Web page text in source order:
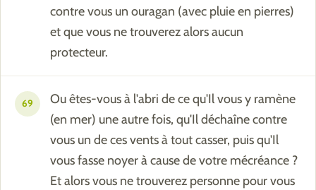
contre vous un ouragan (avec pluie en pierres)
et que vous ne trouverez alors aucun
protecteur.
69
Ou êtes-vous à l'abri de ce qu'Il vous y ramène
(en mer) une autre fois, qu'Il déchaîne contre
vous un de ces vents à tout casser, puis qu'Il
vous fasse noyer à cause de votre mécréance ?
Et alors vous ne trouverez personne pour vous